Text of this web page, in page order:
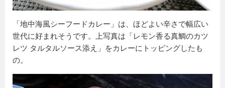
「地中海風シーフードカレー」は、ほどよい辛さで幅広い
世代に好まれそうです。上写真は「レモン香る真鯛のカツ
レツ タルタルソース添え」をカレーにトッピングしたも
の。